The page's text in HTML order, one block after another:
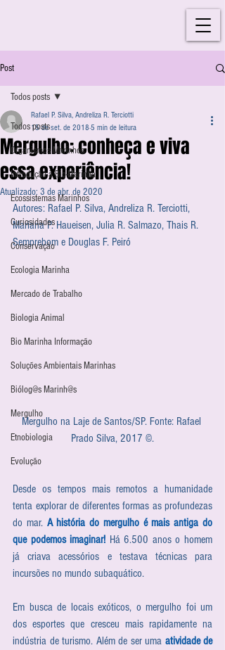
Post
Todos posts
Organismos Marinhos
Introdução à Bio-Marinha
Ecossistemas Marinhos
Curiosidades
Conservação
Ecologia Marinha
Mercado de Trabalho
Biologia Animal
Bio Marinha Informação
Soluções Ambientais Marinhas
Biólog@s Marinh@s
Mergulho
Etnobiologia
Evolução
Todos posts
Mergulho: conheça e viva
essa experiência!
Rafael P. Silva, Andreliza R. Terciotti
15 de set. de 2018 5 min de leitura
Atualizado: 3 de abr. de 2020
Autores: Rafael P. Silva, Andreliza R. Terciotti,
Mariana P. Haueisen, Julia R. Salmazo, Thais R.
Semprebom e Douglas F. Peiró
Mergulho na Laje de Santos/SP. Fonte: Rafael
Prado Silva, 2017 ©.
Desde os tempos mais remotos a humanidade
tenta explorar de diferentes formas as profundezas
do mar. A história do mergulho é mais antiga do
que podemos imaginar! Há 6.500 anos o homem
já criava acessórios e testava técnicas para
incursões no mundo subaquático.
Em busca de locais exóticos, o mergulho foi um
dos esportes que cresceu mais rapidamente na
indústria de turismo. Além de ser uma atividade de